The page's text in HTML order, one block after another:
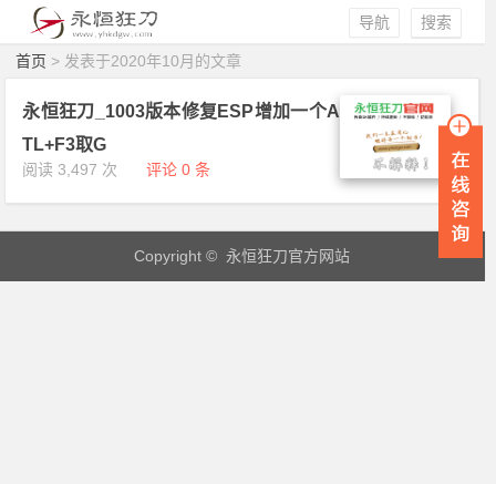
搜索
导航
首页 > 发表于2020年10月的文章
永恒狂刀_1003版本修复ESP增加一个A
TL+F3取G
阅读 3,497 次 评论 0 条
Copyright © 永恒狂刀官方网站